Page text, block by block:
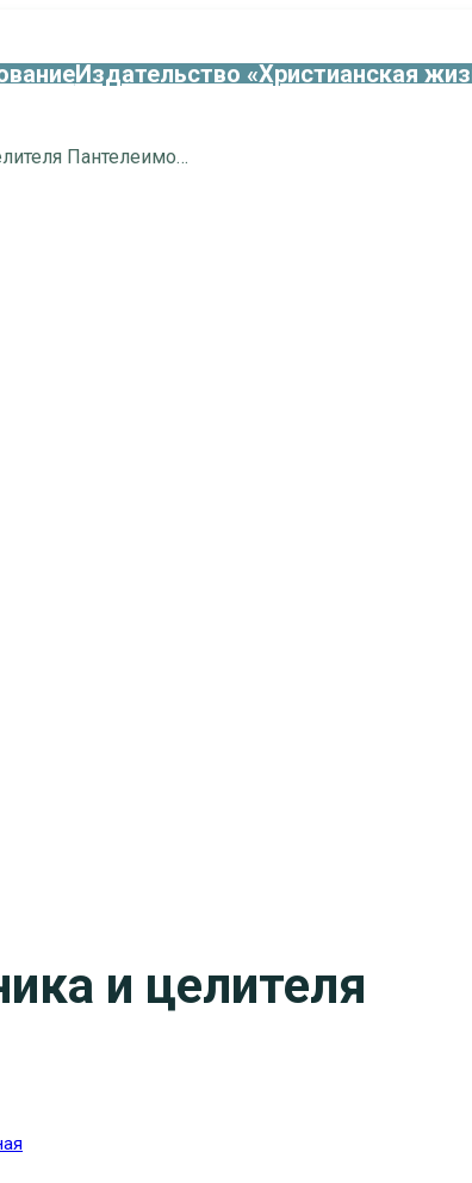
Издательство «Христианская
Память великомученика и целителя Пантелеимона
и целителя